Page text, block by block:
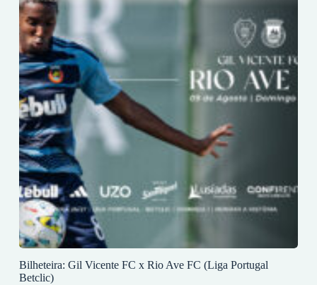
Bilheteira: Gil Vicente FC x Rio Ave FC (Liga Portugal
Betclic)